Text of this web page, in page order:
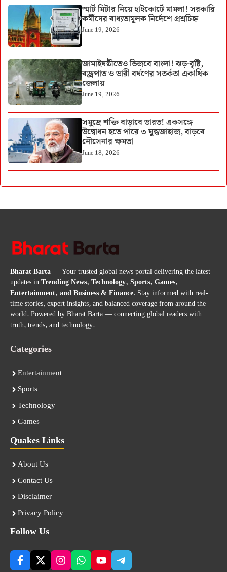
স্মার্ট মিটার নিয়ে হাইকোর্টে মামলা! সরকারি
কর্মীদের বাধ্যতামূলক নির্দেশে প্রশ্নচিহ্ন
June 19, 2026
জামাইষষ্ঠীতেও ভিজবে বাংলা! ঝড়-বৃষ্টি,
বজ্রপাত ও ভারী বর্ষণের সতর্কতা একাধিক
জেলায়
June 19, 2026
সমুদ্রে শক্তি বাড়াবে ভারত! একসঙ্গে
উদ্বোধন হতে পারে ৩ যুদ্ধজাহাজ, বাড়বে
নৌসেনার ক্ষমতা
June 18, 2026
Bharat Barta— Your trusted global news portal delivering the latest
updates inTrending News, Technology, Sports, Games,
Entertainment, and Business & Finance. Stay informed with real-
time stories, expert insights, and balanced coverage from around the
world. Powered by Bharat Barta — connecting global readers with
truth, trends, and technology.
Categories
Entertainment
Sports
Technology
Games
Quakes Links
About Us
Contact Us
Disclaimer
Privacy Policy
Follow Us